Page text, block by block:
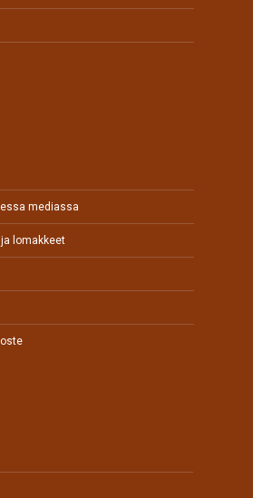
mediassa
lomakkeet